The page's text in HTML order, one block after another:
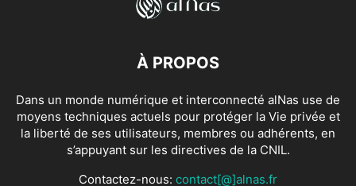
À PROPOS
Dans un monde numérique et interconnecté alNas use de
moyens techniques actuels pour protéger la Vie privée et
la liberté de ses utilisateurs, membres ou adhérents, en
s’appuyant sur les directives de la CNIL.
Contactez-nous: contact[@]alnas.fr